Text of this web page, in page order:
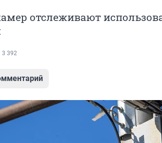
отслеживают
3 392